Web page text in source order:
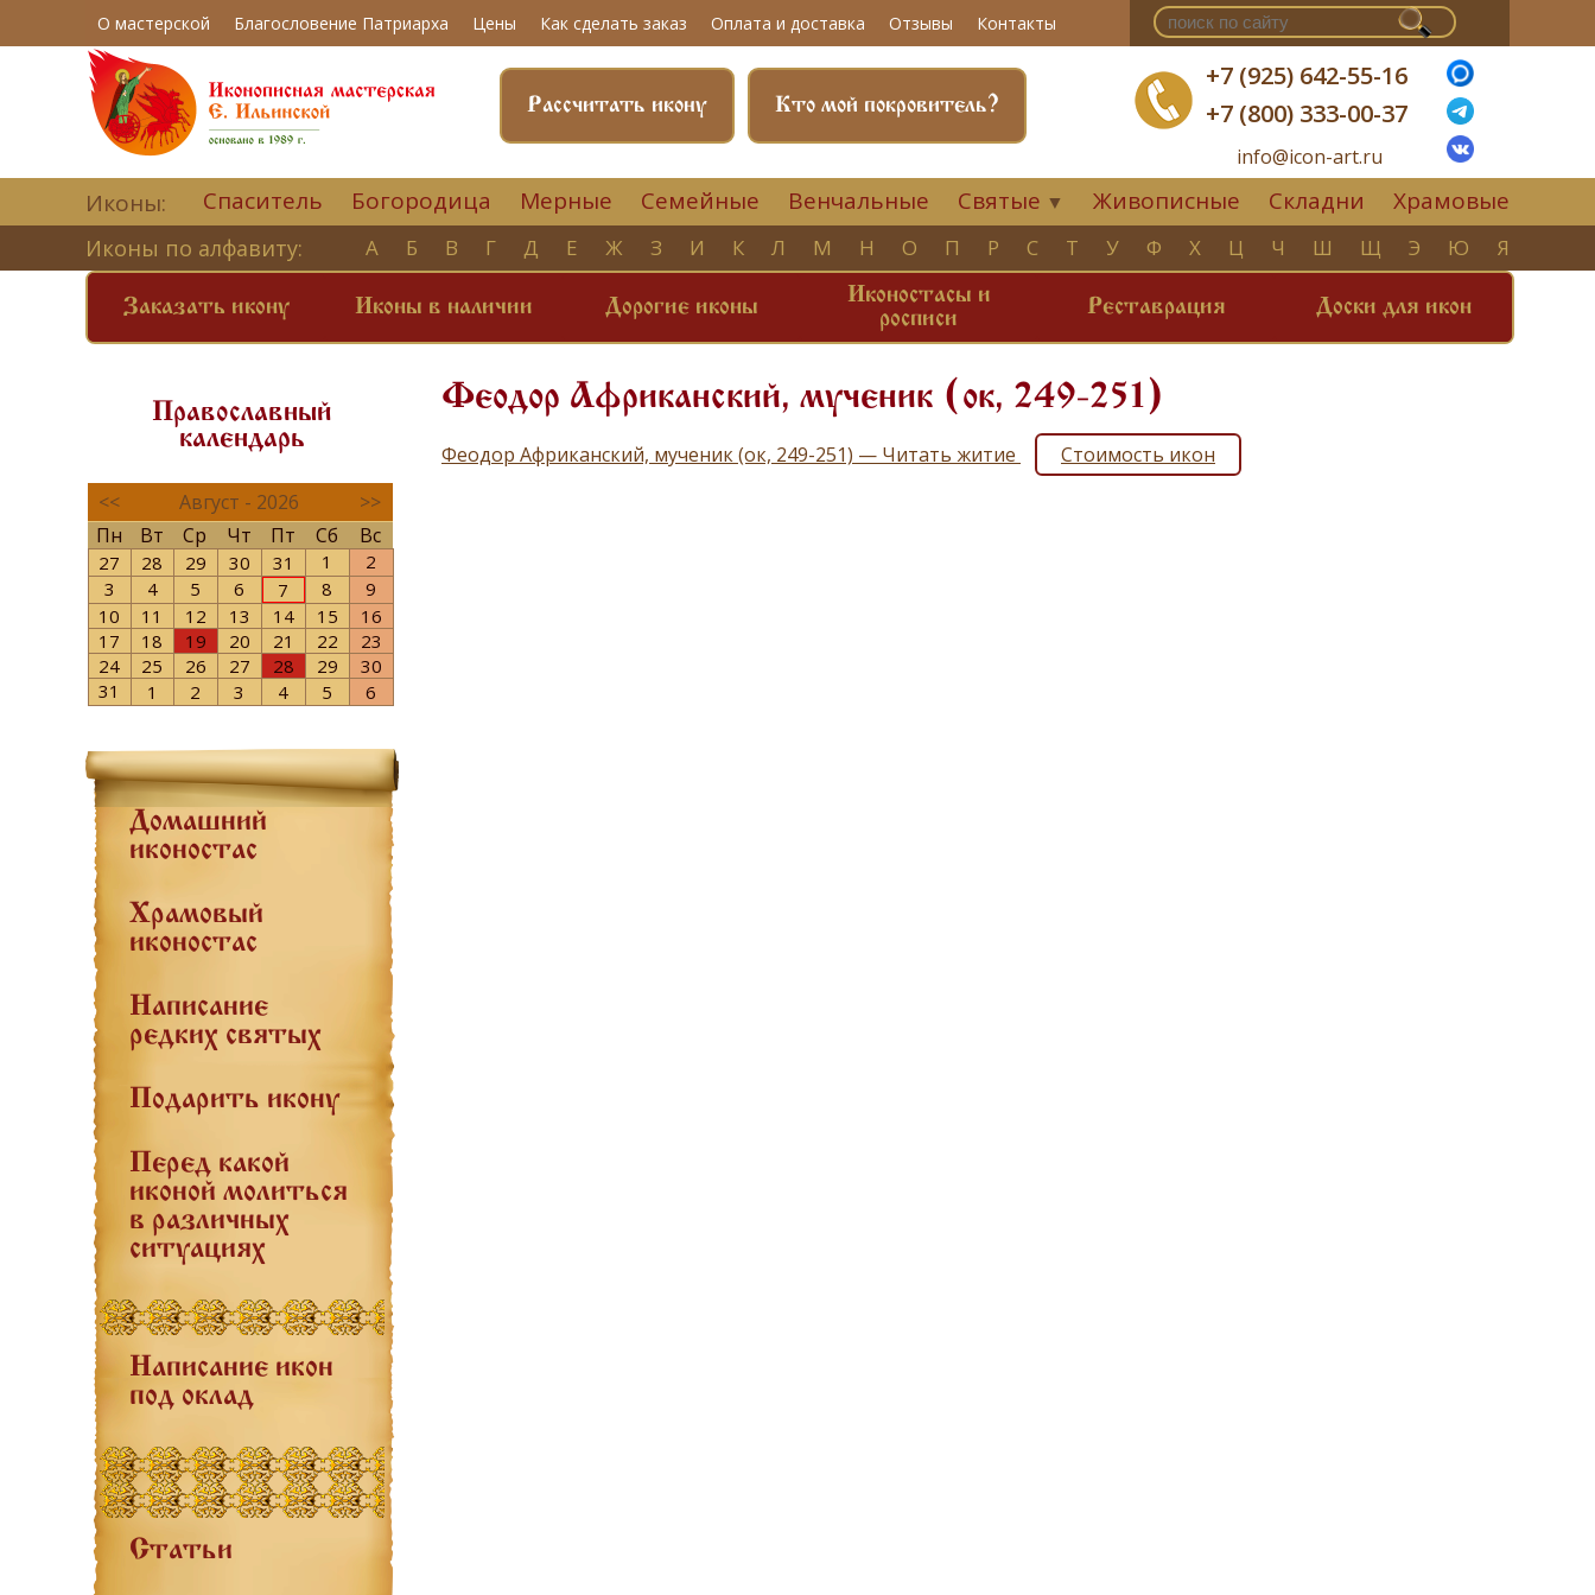
О мастерской Благословение Патриарха Цены Как сделать заказ Оплата и доставка Отзывы Контакты
+7 (925) 642-55-16
+7 (800) 333-00-37
info@icon-art.ru
Кто мой покровитель?
Рассчитать икону
Иконы: Спаситель Богородица Мерные Семейные Венчальные Святые ▼ Живописные Складни Храмовые
Иконы по алфавиту: А Б В Г Д Е Ж З И К Л М Н О П Р С Т У Ф Х Ц Ч Ш Щ Э Ю Я
Заказать икону Иконы в наличии Дорогие иконы
Иконостасы и
росписи
Реставрация Доски для икон
Православный
календарь
<< Август - 2026
>>
Пн
Вт Ср Чт Пт Сб Вс
27 28 29 30 31 1
2
3
4 5 6 7 8
9
10
11 12 13 14 15
16
17
18 19 20 21 22
23
24
25 26 27 28 29
30
31
1 2 3 4 5 6
Домашний
иконостас
Храмовый
иконостас
Написание
редких святых
Подарить икону
Перед какой
иконой молиться
в различных
ситуациях
Написание икон
под оклад
Статьи
Феодор Африканский, мученик (ок, 249-251)
Феодор Африканский, мученик (ок, 249-251) — Читать житие Стоимость икон